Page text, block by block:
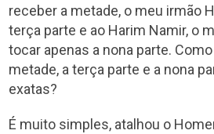
receber a metade, o meu irmão
terça parte e ao Harim Namir, o
tocar apenas a nona parte.
metade, a terça parte e a nona
exatas?
É muito simples, atalhou o